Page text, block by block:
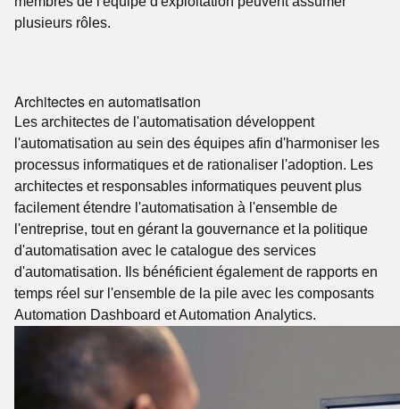
plusieurs rôles.
Architectes en automatisation
Les architectes de l'automatisation développent
l'automatisation au sein des équipes afin d'harmoniser les
processus informatiques et de rationaliser l'adoption. Les
architectes et responsables informatiques peuvent plus
facilement étendre l'automatisation à l'ensemble de
l'entreprise, tout en gérant la gouvernance et la politique
d'automatisation avec le catalogue des services
d'automatisation. Ils bénéficient également de rapports en
temps réel sur l'ensemble de la pile avec les composants
Automation Dashboard et Automation Analytics.